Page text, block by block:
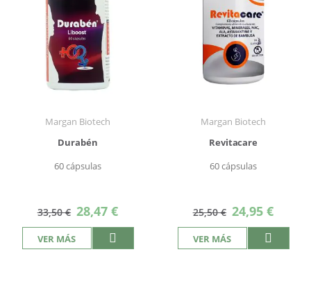
Margan Biotech
Durabén
60 cápsulas
33,50 € Precio
especial
28,47 €
VER MÁS
Margan Biotech
Revitacare
60 cápsulas
25,50 € Precio
especial
24,95 €
VER MÁS